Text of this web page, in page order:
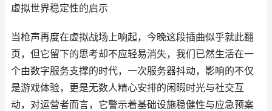
虚拟世界稳定性的启示
当枪声再度在虚拟战场上响起，今晚这段插曲似乎就此翻
页，但它留下的思考却不应轻易消失，我们已然生活在一
个由数字服务支撑的时代，一次服务器抖动，影响的不仅
是游戏体验，更是无数人精心安排的闲暇时光与社交互
动，对运营者而言，它警示着基础设施稳健性与应急预案